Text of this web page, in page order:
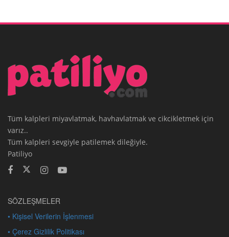
Tüm kalpleri miyavlatmak, havhavlatmak ve cikcikletmek için
varız..
Tüm kalpleri sevgiyle patilemek dileğiyle.
Patiliyo
SÖZLEŞMELER
• Kişisel Verilerin İşlenmesi
• Çerez Gizlilik Politikası